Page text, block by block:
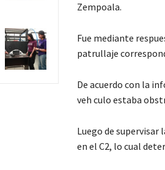
Zempoala.
Fue mediante
patrullaje
De acuerdo con la
veh culo estaba
Luego de
en el C2, lo cual